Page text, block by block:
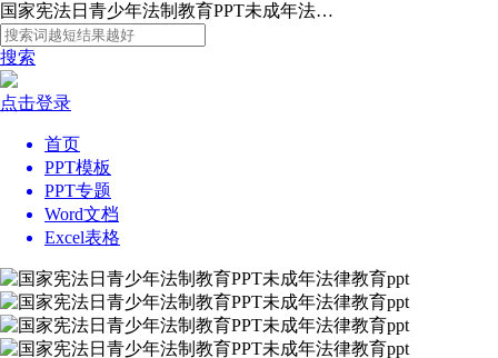
国家宪法日青少年法制教育PPT未成年法律教育ppt
搜索
点击登录
首页
PPT模板
PPT专题
Word文档
Excel表格